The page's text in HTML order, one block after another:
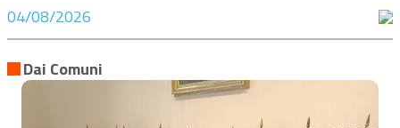
04/08/2026
Dai Comuni